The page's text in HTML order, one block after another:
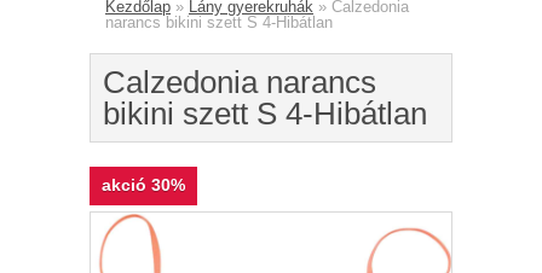
Kezdőlap » Lány gyerekruhák » Calzedonia
narancs bikini szett S 4-Hibátlan
Calzedonia narancs
bikini szett S 4-Hibátlan
akció 30%